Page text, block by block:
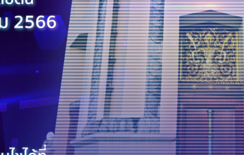
Search
for:
Search